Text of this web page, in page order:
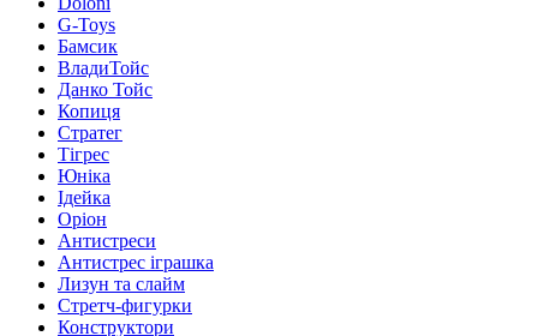
G-Toys
Бамсик
ВладиТойс
Данко Тойс
Копиця
Стратег
Тігрес
Юніка
Ідейка
Оріон
Антистреси
Антистрес іграшка
Лизун та слайм
Стретч-фигурки
Конструктори